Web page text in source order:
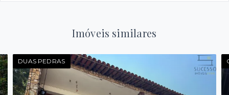
Imóveis similares
DUAS PEDRAS